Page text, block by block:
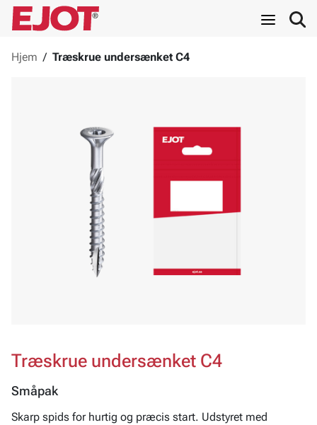
Hjem / Træskrue undersænket C4
Træskrue undersænket C4
Småpak
Skarp spids for hurtig og præcis start. Udstyret med